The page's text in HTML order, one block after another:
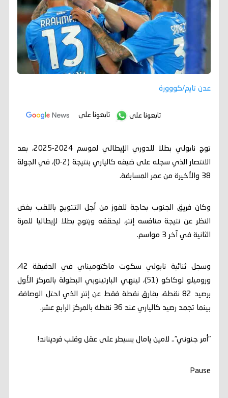
عدن تايم/كووورة
تابعونا على تابعونا على
توج نابولي بطلا للدوري الإيطالي لموسم 2024-2025، بعد
الانتصار الذي سجله على ضيفه كالياري بنتيجة (2-0)، في الجولة
38 والأخيرة من عمر المسابقة.
وكان فريق الجنوب بحاجة للفوز من أجل التتويج باللقب بغض
النظر عن نتيجة منافسه إنتر، ليحققه ويتوج بطلا لإيطاليا للمرة
الثانية في آخر 3 مواسم.
وسجل ثنائية نابولي سكوت ماكتوميناي في الدقيقة 42،
وروميلو لوكاكو (51)، لينهي البارتينوبي البطولة بالمركز الأول
برصيد 82 نقطة، بفارق نقطة فقط عن إنتر الذي احتل الوصافة،
بينما تجمد رصيد كالياري عند 36 نقطة بالمركز الرابع عشر.
"أمر جنوني".. لامين يامال يسيطر على عقل وقلب فرديناند!
Pause